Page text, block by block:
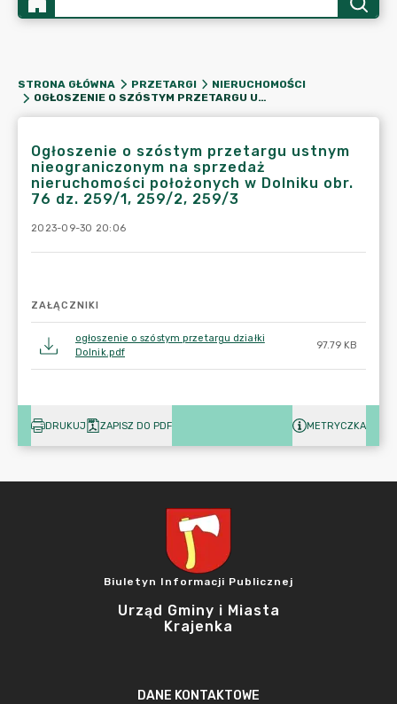
STRONA GŁÓWNA PRZETARGI
NIERUCHOMOŚCI
OGŁOSZENIE O SZÓSTYM PRZETARGU USTNYM NIEOGRANICZONYM NA SPRZEDAŻ NIERUCHOMOŚCI POŁOŻONYCH W DOLNIKU OBR. 76 DZ. 259/1, 259/2, 259/3
Ogłoszenie o szóstym przetargu ustnym
nieograniczonym na sprzedaż
nieruchomości położonych w Dolniku obr.
76 dz. 259/1, 259/2, 259/3
2023-09-30 20:06
ZAŁĄCZNIKI
ogłoszenie o szóstym przetargu działki
Dolnik.pdf
97.79 KB
DRUKUJ ZAPISZ DO PDF METRYCZKA
Biuletyn Informacji Publicznej
Urząd Gminy i Miasta
Krajenka
DANE KONTAKTOWE